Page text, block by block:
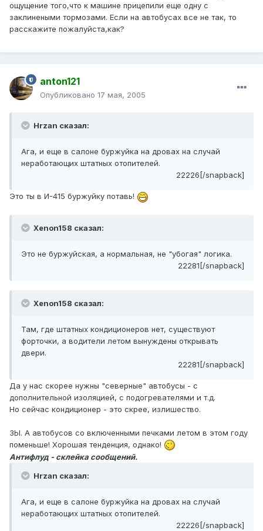
ощущение того,что к машине прицепили еще одну с
заклинеными тормозами. Если на автобусах все не так, то
расскажите пожалуйста,как?
anton121
Опубликовано 17 мая, 2005
Hrzan сказал:
Ага, и еще в салоне буржуйка на дровах на случай
неработающих штатных отопителей.
22226[/snapback]
Это ты в И-415 буржуйку потавь!
Xenon158 сказал:
Это не буржуйская, а нормальная, не "убогая" логика.
22281[/snapback]
Xenon158 сказал:
Там, где штатных кондиционеров нет, существуют
форточки, а водители летом вынуждены открывать
двери.
22281[/snapback]
Да у нас скорее нужны "северные" автобусы - с
дополнительной изоляцией, с подогревателями и т.д.
Но сейчас кондиционер - это скрее, излишество.
ЗЫ. А автобусов со включенными печками летом в этом году
поменьше! Хорошая тенденция, однако!
Антифлуд - склейка сообщений.
Hrzan сказал:
Ага, и еще в салоне буржуйка на дровах на случай
неработающих штатных отопителей.
22226[/snapback]